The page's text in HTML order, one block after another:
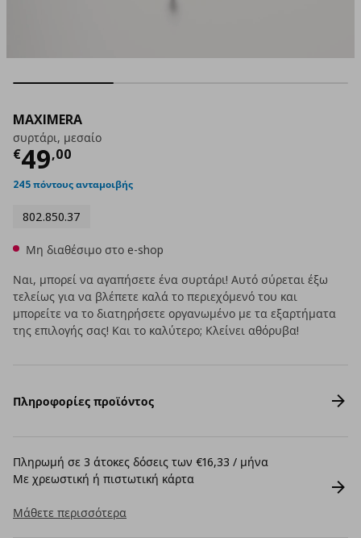
MAXIMERA
συρτάρι, μεσαίο
€49,00
Τρέχουσα τιμή
245 πόντους ανταμοιβής
802.850.37
Μη διαθέσιμο στο e-shop
Ναι, μπορεί να αγαπήσετε ένα συρτάρι! Αυτό σύρεται έξω
τελείως για να βλέπετε καλά το περιεχόμενό του και
μπορείτε να το διατηρήσετε οργανωμένο με τα εξαρτήματα
της επιλογής σας! Και το καλύτερο; Κλείνει αθόρυβα!
Πληροφορίες προϊόντος
Πληρωμή σε 3 άτοκες δόσεις των €16,33 / μήνα
Με χρεωστική ή πιστωτική κάρτα
Μάθετε περισσότερα